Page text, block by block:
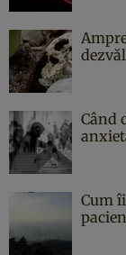
Când
Cum